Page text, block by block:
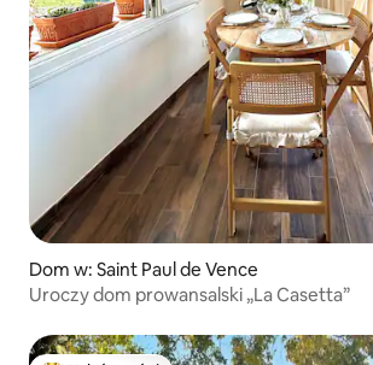
Dom w: Saint Paul de Vence
Uroczy dom prowansalski „La Casetta”